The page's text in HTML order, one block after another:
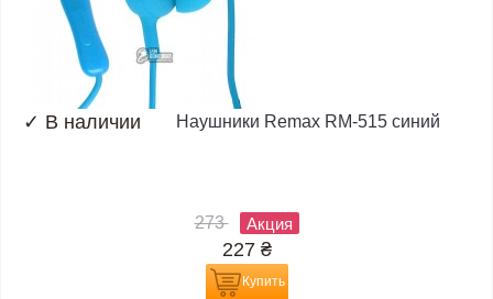
✓ В наличии Наушники Remax RM-515 синий
273 Акция
227 ₴
Купить